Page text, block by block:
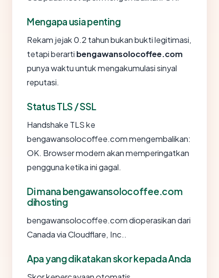
Mengapa usia penting
Rekam jejak 0.2 tahun bukan bukti legitimasi,
tetapi berarti bengawansolocoffee.com
punya waktu untuk mengakumulasi sinyal
reputasi.
Status TLS / SSL
Handshake TLS ke
bengawansolocoffee.com mengembalikan:
OK. Browser modern akan memperingatkan
pengguna ketika ini gagal.
Di mana bengawansolocoffee.com
dihosting
bengawansolocoffee.com dioperasikan dari
Canada via Cloudflare, Inc..
Apa yang dikatakan skor kepada Anda